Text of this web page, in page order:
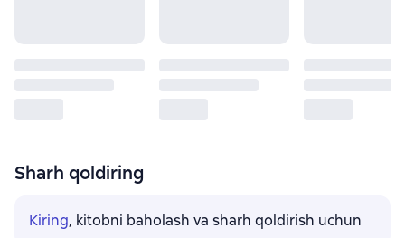
Sharh qoldiring
Kiring, kitobni baholash va sharh qoldirish uchun